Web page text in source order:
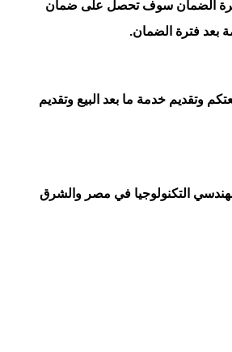
فترة الضمان سوف تحصل على ضمان
وتقديم خدمة ما بعد البيع وتقديم
التكنولوجيا في مصر والشرق